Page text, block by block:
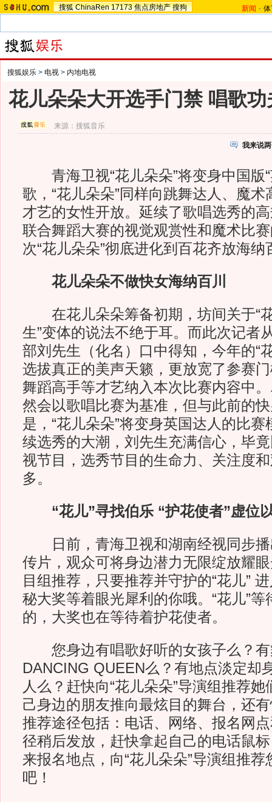
搜狐 ChinaRen 17173 焦点房地产 搜狗 新闻 -
搜狐娱乐 > 电视 > 内地电视
花儿朵朵大开选手门禁 唱歌
来源：搜狐音乐
我来说
青海卫视“花儿朵朵”将变身中国版“
歌，“花儿朵朵”同样向跳舞达人、魔
才艺的女性开放。延续了歌唱选秀的
联合舞蹈大赛的视觉观赏性和魔术比
次“花儿朵朵”彻底进化到百花齐放海纳
花儿朵朵不做快女海纳百川
在花儿朵朵筹备初期，坊间关于“花
生”变体的说法不绝于耳。而此次记者
部刘先生（化名）口中得知，今年的“
选拔真正的美声天籁，更放宽了参赛
舞蹈高手等才艺纳入本次比赛内容中。
然会以歌唱比赛为基准，但与此前的
是，“花儿朵朵”将变身英国达人的比
续选秀的大潮，刘先生充满信心，毕
视节目，选秀节目的生命力、关注度
多。
“花儿”寻找伯乐 “护花使者”虚位
日前，青海卫视和湖南经视同步播
传片，观众可将身边潜力无限绽放耀眼
目组推荐，只要推荐并守护的“花儿”
秘大奖等着眼光犀利的你哦。“花儿”
的，大奖也在等待着护花使者。
您身边有唱歌好听的女孩子么？有
DANCING QUEEN么？有地点淡定却
人么？赶快向“花儿朵朵”导演组推荐
己身边的朋友推向最炫目的舞台，还
推荐途径包括：电话、网络、报名网
径稍后发放，赶快拿起自己的电话鼠
来报名地点，向“花儿朵朵”导演组推
吧！